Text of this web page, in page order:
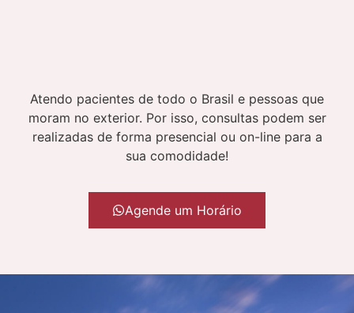
Atendo pacientes de todo o Brasil e pessoas que
moram no exterior. Por isso, consultas podem ser
realizadas de forma presencial ou on-line para a
sua comodidade!
Agende um Horário